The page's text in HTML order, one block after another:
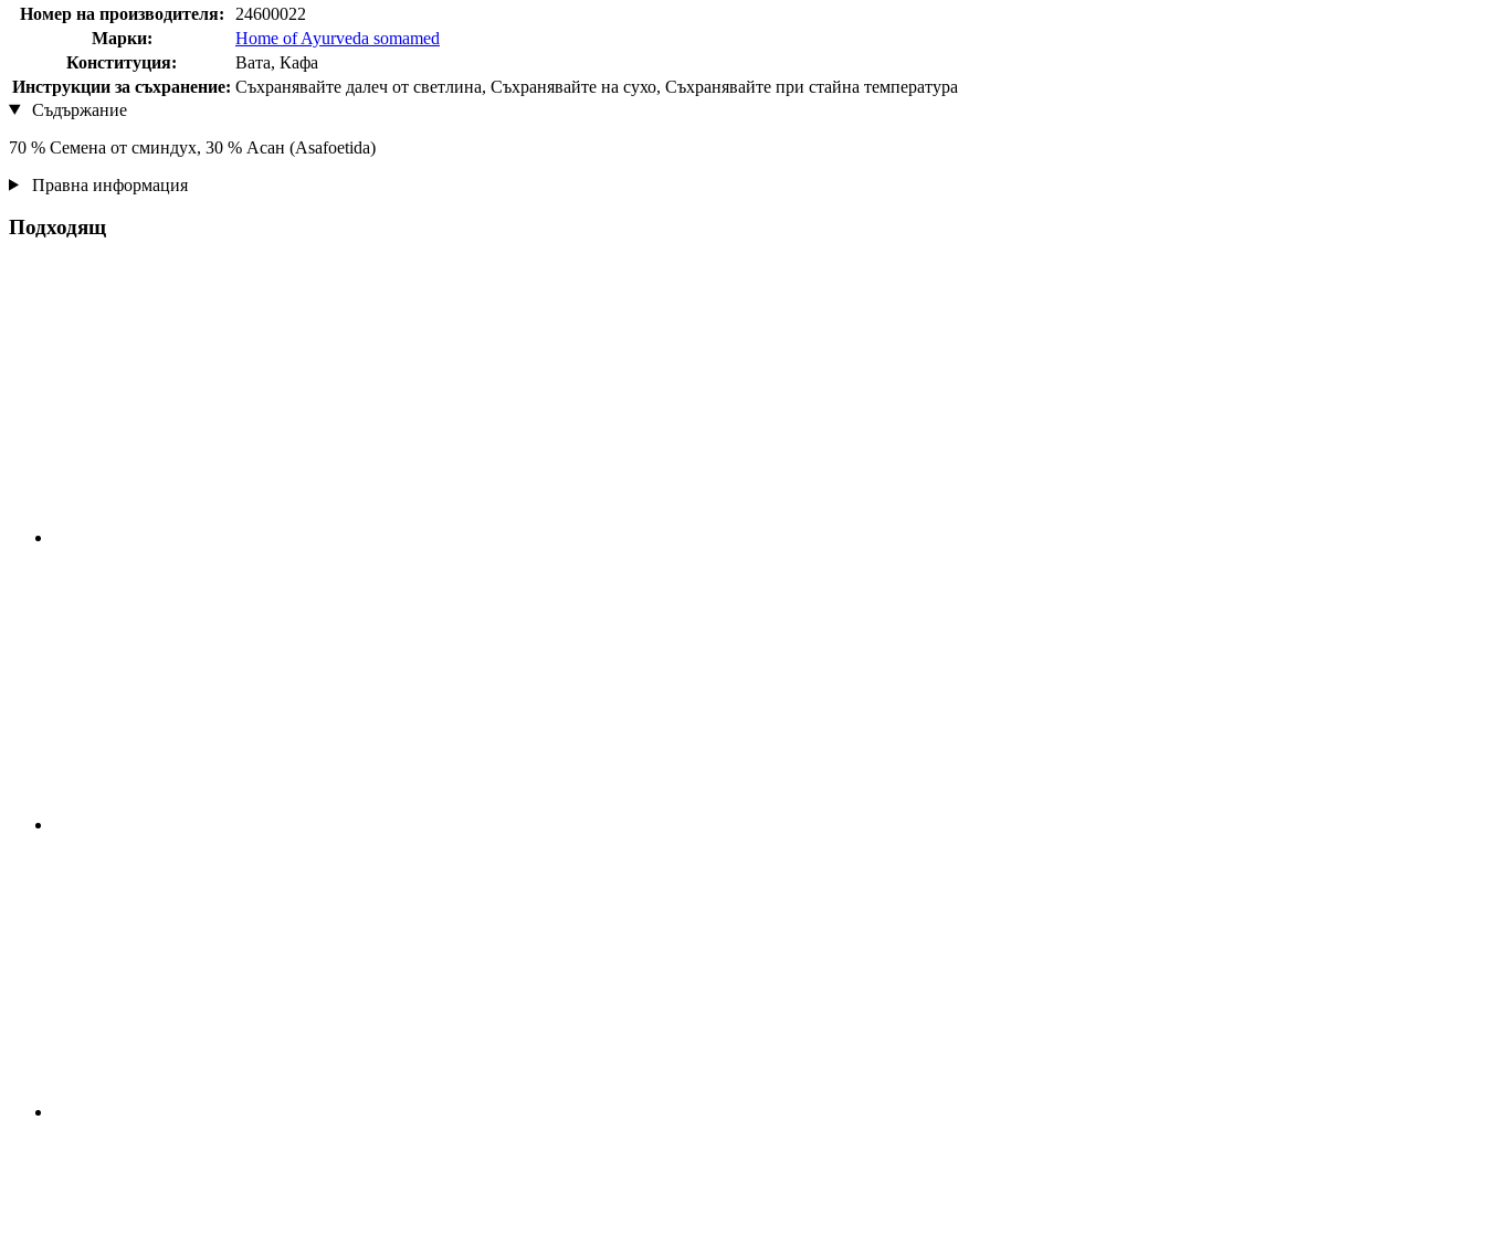
Номер на производителя:
24600022
Марки:
Home of Ayurveda somamed
Конституция:
Вата, Кафа
Инструкции за съхранение: Съхранявайте далеч от светлина, Съхранявайте на сухо, Съхранявайте при стайна температура
Съдържание
70 % Семена от сминдух, 30 % Асан (Asafoetida)
Правна информация
Подходящ